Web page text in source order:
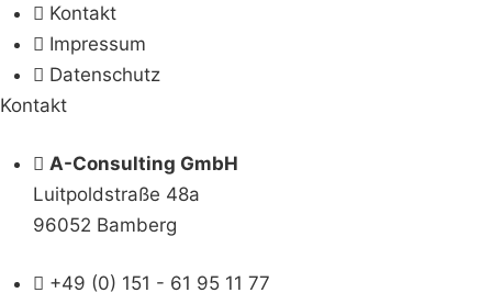
Kontakt
Impressum
Datenschutz
Kontakt
A-Consulting GmbH
Luitpoldstraße 48a
96052 Bamberg
+49 (0) 151 - 61 95 11 77